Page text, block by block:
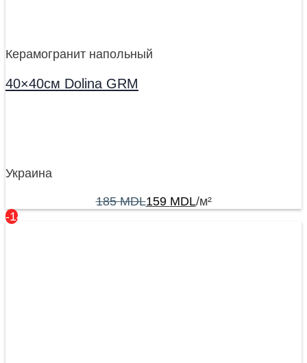
Керамогранит напольный
40×40см Dolina GRM
Украина
185MDL159 MDL/м²
-14%